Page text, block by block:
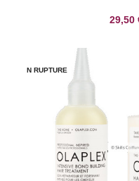
29,50
EN RUPTURE